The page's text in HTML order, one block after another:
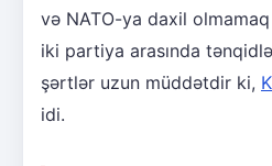
və NATO-ya daxil
iki partiya arasında
şərtlər uzun müddətdir ki,
idi.